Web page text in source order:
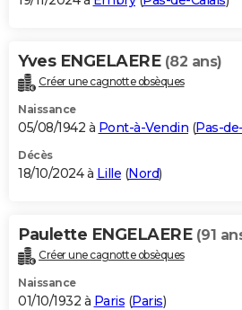
Yves ENGELAERE (82 ans)
Créer une cagnotte obsèques
Naissance
05/08/1942 à Pont-à-Vendin (Pas-
Décès
18/10/2024 à Lille (Nord)
Paulette ENGELAERE (91
Créer une cagnotte obsèques
Naissance
01/10/1932 à Paris (Paris)